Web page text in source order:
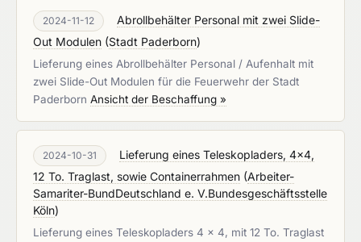
2024-11-12
Abrollbehälter Personal mit zwei Slide-
Out Modulen (Stadt Paderborn)
Lieferung eines Abrollbehälter Personal / Aufenhalt mit
zwei Slide-Out Modulen für die Feuerwehr der Stadt
Paderborn Ansicht der Beschaffung »
2024-10-31
Lieferung eines Teleskopladers, 4x4,
12 To. Traglast, sowie Containerrahmen (Arbeiter-
Samariter-BundDeutschland e. V.Bundesgeschäftsstelle
Köln)
Lieferung eines Teleskopladers 4 x 4, mit 12 To. Traglast